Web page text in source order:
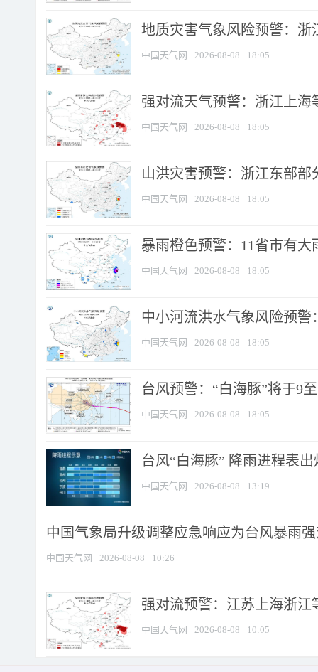
地质灾害气象风险预警：
中国天气网 2026-08-08 18:05
强对流天气预警：浙江上海
中国天气网 2026-08-08 18:05
山洪灾害预警：浙江东部
中国天气网 2026-08-08 18:05
暴雨橙色预警：11省市有
中国天气网 2026-08-08 18:05
中小河流洪水气象风险预
中国天气网 2026-08-08 18:05
台风预警：“白海豚”将于9
中国天气网 2026-08-08 18:05
台风“白海豚” 降雨进程表
中国天气网 2026-08-08 13:19
中国气象局升级调整应急响应为台风暴雨
中国天气网 2026-08-08 10:26
强对流预警：江苏上海浙江
中国天气网 2026-08-08 10:05